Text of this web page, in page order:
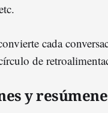
cada
de
y